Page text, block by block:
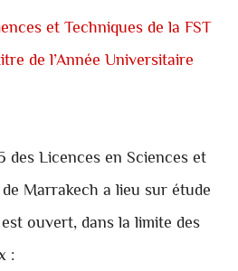
et Techniques de la FST
de l’Année Universitaire
des Licences en Sciences et
Marrakech a lieu sur étude
ouvert, dans la limite des
: